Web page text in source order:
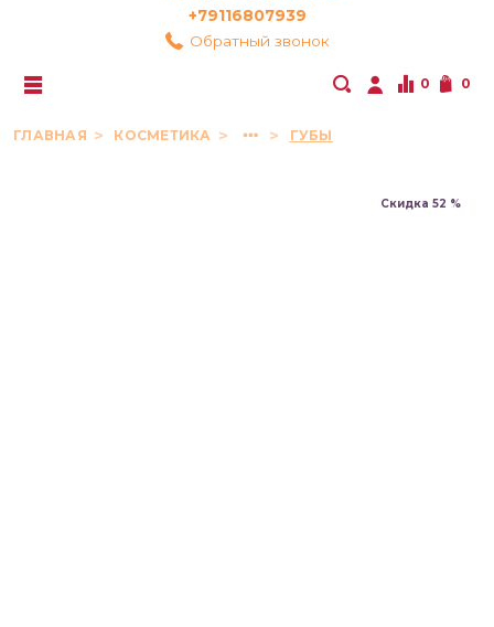
+79116807939
Обратный звонок
0 0
ГЛАВНАЯ КОСМЕТИКА ГУБЫ
Скидка 52 %